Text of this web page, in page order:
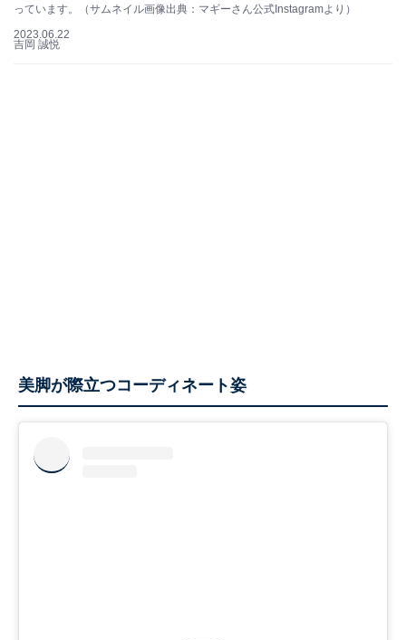
っています。（サムネイル画像出典：マギーさん公式Instagramより）
2023.06.22
吉岡 誠悦
美脚が際立つコーディネート姿